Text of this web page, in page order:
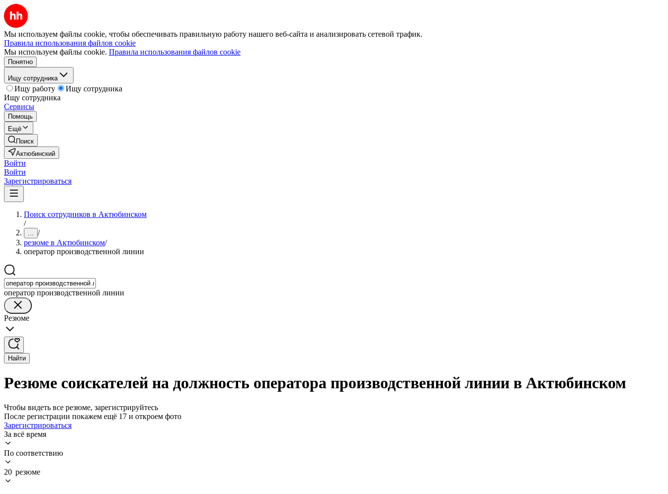
Мы используем файлы cookie, чтобы обеспечивать правильную работу нашего веб-сайта и анализировать сетевой трафик.
Правила использования файлов cookie
Мы используем файлы cookie. Правила использования файлов cookie
Понятно
Ищу сотрудника
Ищу работу
Ищу сотрудника
Ищу сотрудника
Сервисы
Помощь
Ещё
Поиск
Актюбинский
Войти
Войти
Зарегистрироваться
Поиск сотрудников в Актюбинском
/
... /
резюме в Актюбинском/
оператор производственной линии
оператор производственной линии
Резюме
Найти
Резюме соискателей на должность оператора производственной линии в Актюбинском
Чтобы видеть все резюме, зарегистрируйтесь
После регистрации покажем ещё 17 и откроем фото
Зарегистрироваться
За всё время
По соответствию
20 резюме